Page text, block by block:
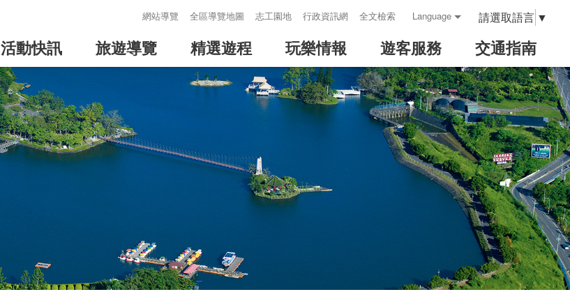
網站導覽 全區導覽地圖 志工園地 行政資訊網 全文檢索 Language 請選取語言 ▼
活動快訊 旅遊導覽 精選遊程 玩樂情報 遊客服務 交通指南